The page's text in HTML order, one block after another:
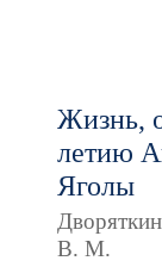
Жизнь,
летию
Яголы
В. М.